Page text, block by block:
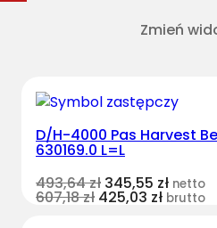
Zmień
D/H-4000 Pas Harvest
630169.0 L=L
493,64zł 345,55 zł netto
607,18zł 425,03 zł brutto